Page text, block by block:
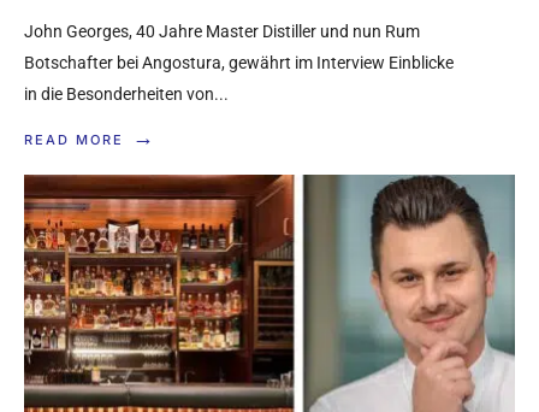
John Georges, 40 Jahre Master Distiller und nun Rum
Botschafter bei Angostura, gewährt im Interview Einblicke
in die Besonderheiten von...
READ MORE →